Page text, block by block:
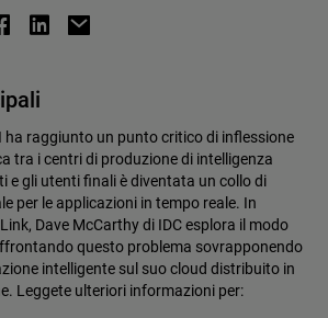
ha raggiunto un punto critico di inflessione
tra i centri di produzione di intelligenza
e gli utenti finali è diventata un collo di
per le applicazioni in tempo reale. In
Dave McCarthy di IDC esplora il modo
questo problema sovrapponendo
intelligente sul suo cloud distribuito in
Leggete ulteriori informazioni per: